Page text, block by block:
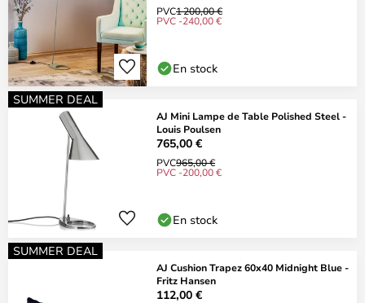
PVC1 200,00 €
PVC -240,00 €
En stock
SUMMER DEAL
AJ Mini Lampe de Table Polished Steel -
Louis Poulsen
765,00 €
PVC965,00 €
PVC -200,00 €
En stock
SUMMER DEAL
AJ Cushion Trapez 60x40 Midnight Blue -
Fritz Hansen
112,00 €